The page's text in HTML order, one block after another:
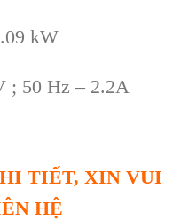
kW
; 50 Hz – 2.2A
TIẾT, XIN VUI
HỆ